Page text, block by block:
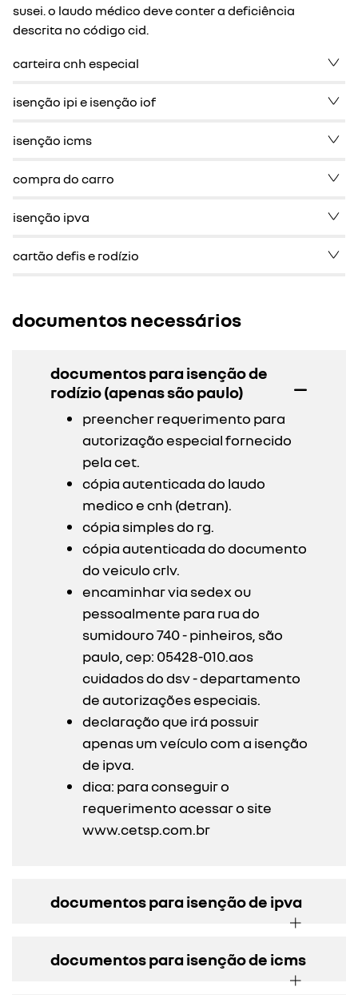
susei. o laudo médico deve conter a deficiência
descrita no código cid.
carteira cnh especial
isenção ipi e isenção iof
isenção icms
compra do carro
isenção ipva
cartão defis e rodízio
documentos necessários
documentos para isenção de
rodízio (apenas são paulo)
preencher requerimento para
autorização especial fornecido
pela cet.
cópia autenticada do laudo
medico e cnh (detran).
cópia simples do rg.
cópia autenticada do documento
do veiculo crlv.
encaminhar via sedex ou
pessoalmente para rua do
sumidouro 740 - pinheiros, são
paulo, cep: 05428-010.aos
cuidados do dsv - departamento
de autorizações especiais.
declaração que irá possuir
apenas um veículo com a isenção
de ipva.
dica: para conseguir o
requerimento acessar o site
www.cetsp.com.br
documentos para isenção de ipva
documentos para isenção de icms